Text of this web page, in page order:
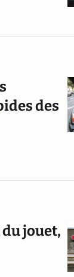
des
du jouet,